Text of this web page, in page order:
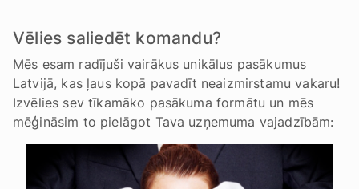
Vēlies saliedēt komandu?
Mēs esam radījuši vairākus unikālus pasākumus
Latvijā, kas ļaus kopā pavadīt neaizmirstamu vakaru!
Izvēlies sev tīkamāko pasākuma formātu un mēs
mēģināsim to pielāgot Tava uzņemuma vajadzībām: